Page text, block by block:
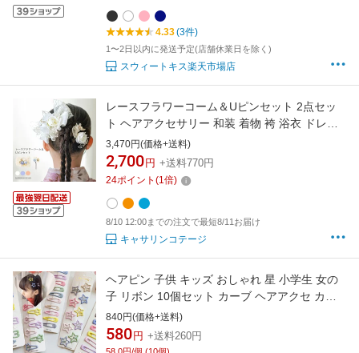
4.33(3件)
1〜2日以内に発送予定(店舗休業日を除く)
スウィートキス楽天市場店
レースフラワーコーム＆Uピンセット 2点セッ
ト ヘアアクセサリー 和装 着物 袴 浴衣 ドレス
七五三 卒業式 花 リボン パール 髪飾り キッズ
TAK キャサリンコテージ
3,470円(価格+送料)
2,700 円 +送料770円
24ポイント (1倍)
8/10 12:00までの注文で最短8/11お届け
キャサリンコテージ
ヘアピン 子供 キッズ おしゃれ 星 小学生 女の
子 リボン 10個セット カーブ ヘアアクセ カラ
ー カラフル 髪留め 子ども用 前髪 こども カラ
フル カラー かわいい 安い アレンジ パッチン
ハート 絵文字 キャラクター パステル ピンク ブ
840円(価格+送料)
580 円 +送料260円